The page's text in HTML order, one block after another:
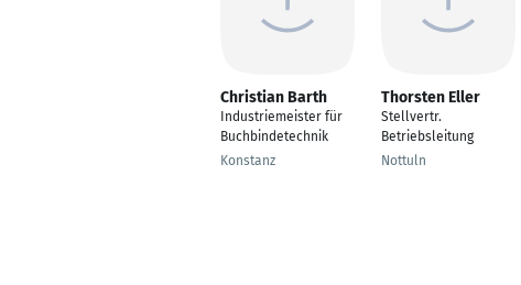
Christian Barth
Industriemeister für
Buchbindetechnik
Konstanz
Thorsten Eller
Stellvertr.
Betriebsleitung
Nottuln